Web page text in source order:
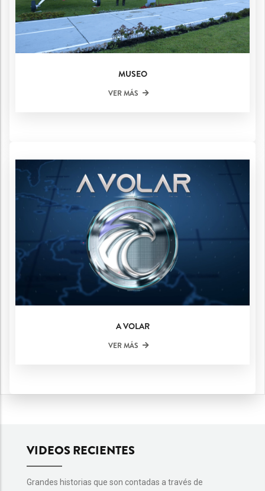
MUSEO
VER MÁS
A VOLAR
VER MÁS
VIDEOS RECIENTES
Grandes historias que son contadas a través de